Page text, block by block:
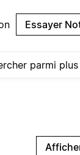
Essayer